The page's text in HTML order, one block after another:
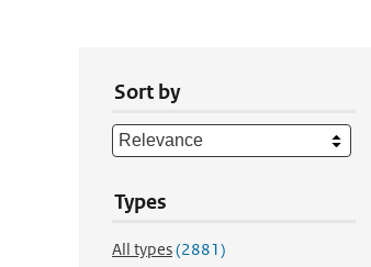
Sort by
Types
All types(2881)